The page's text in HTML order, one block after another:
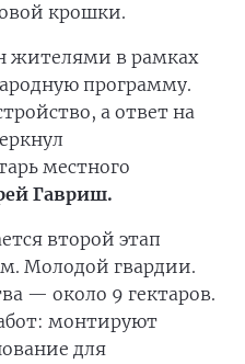
крошки.
жителями в рамках
программу.
а ответ на
местного
Гавриш.
второй этап
Молодой гвардии.
— около 9 гектаров.
монтируют
для